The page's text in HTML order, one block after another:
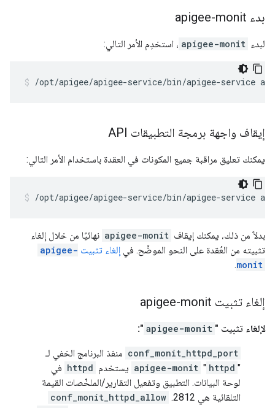
بدء apigee-monit
لبدء apigee-monit ، استخدِم الأمر التالي:
/opt/apigee/apigee-service/bin/apigee-service
إيقاف واجهة برمجة التطبيقات API
يمكنك تعليق مراقبة جميع المكونات في العقدة باستخدام الأمر التالي:
/opt/apigee/apigee-service/bin/apigee-service
بدلاً من ذلك، يمكنك إيقاف apigee-monit نهائيًا من خلال إلغاء
تثبيته من العُقدة على النحو الموضَّح. في إلغاء تثبيت apigee-
monit
.
إلغاء تثبيت apigee-monit
لإلغاء تثبيت " apigee-monit
":
conf_monit_httpd_port منفذ البرنامج الخفي لـ
"
httpd
"
apigee-monit يستخدم httpd في
لوحة البيانات. التطبيق وتفعيل التقارير/الملخّصات القيمة
التلقائية هي 2812.
conf_monit_httpd_allow